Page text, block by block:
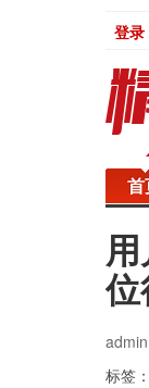
登录
首
admin
标签：